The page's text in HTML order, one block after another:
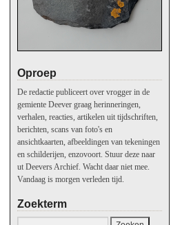
Oproep
De redactie publiceert over vrogger in de
gemiente Deever graag herinneringen,
verhalen, reacties, artikelen uit tijdschriften,
berichten, scans van foto's en
ansichtkaarten, afbeeldingen van tekeningen
en schilderijen, enzovoort. Stuur deze naar
ut Deevers Archief. Wacht daar niet mee.
Vandaag is morgen verleden tijd.
Zoekterm